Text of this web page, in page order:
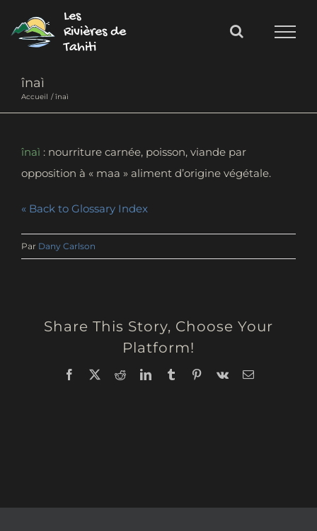
au
contenu
Les
Rivières de
Tahiti
înaì
Accueil înaì
înaì : nourriture carnée, poisson, viande par
opposition à « maa » aliment d’origine végétale.
« Back to Glossary Index
Par Dany Carlson
Share This Story, Choose Your
Platform!
Facebook
X RedditLinkedInTumblrPinterest
Vk Email